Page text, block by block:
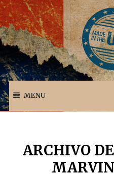
MENU
ARCHIVO